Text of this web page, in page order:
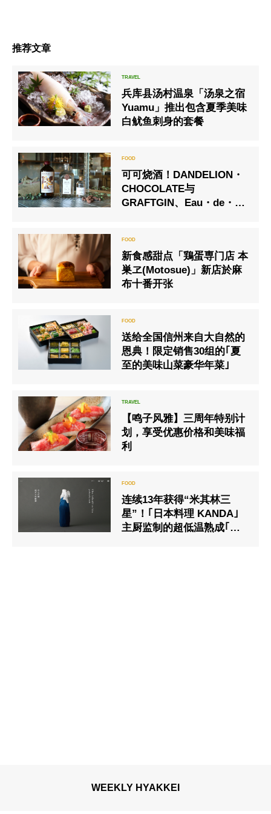
推荐文章
兵库县汤村温泉「汤泉之宿
Yuamu」推出包含夏季美味
白鱿鱼刺身的套餐
可可烧酒！DANDELION・
CHOCOLATE与
GRAFTGIN、Eau・de・
新食感甜点「鶏蛋専门店 本
巣ヱ(Motosue)」新店於麻
布十番开张
送给全国信州来自大自然的
恩典！限定销售30组的｢夏
至的美味山菜豪华年菜｣
【鸣子风雅】三周年特别计
划，享受优惠价格和美味福
利
连续13年获得“米其林三
星”！｢日本料理 KANDA｣
主厨监制的超低温熟成｢纯
WEEKLY HYAKKEI